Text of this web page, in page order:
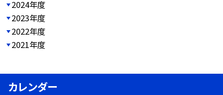
2024年度
2023年度
2022年度
2021年度
カレンダー